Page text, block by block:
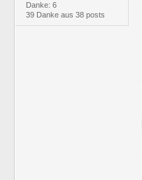
Danke: 6
39 Danke aus 38 posts